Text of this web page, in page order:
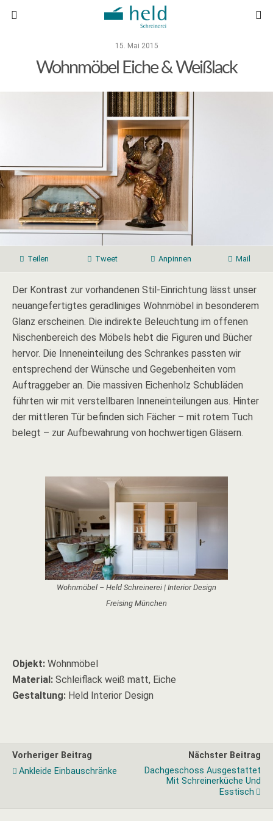
15. Mai 2015
Wohnmöbel Eiche & Weißlack
Teilen Tweet Anpinnen Mail
Der Kontrast zur vorhandenen Stil-Einrichtung lässt unser
neuangefertigtes geradliniges Wohnmöbel in besonderem
Glanz erscheinen. Die indirekte Beleuchtung im offenen
Nischenbereich des Möbels hebt die Figuren und Bücher
hervor. Die Inneneinteilung des Schrankes passten wir
entsprechend der Wünsche und Gegebenheiten vom
Auftraggeber an. Die massiven Eichenholz Schubläden
führten wir mit verstellbaren Inneneinteilungen aus. Hinter
der mittleren Tür befinden sich Fächer – mit rotem Tuch
belegt – zur Aufbewahrung von hochwertigen Gläsern.
Wohnmöbel – Held Schreinerei | Interior Design
Freising München
Objekt: Wohnmöbel
Material: Schleiflack weiß matt, Eiche
Gestaltung: Held Interior Design
Vorheriger Beitrag
Ankleide Einbauschränke
Nächster Beitrag
Dachgeschoss Ausgestattet
Mit Schreinerküche Und
Esstisch